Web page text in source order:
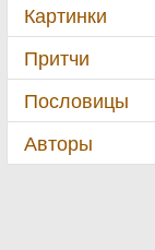
Картинки
Притчи
Пословицы
Авторы